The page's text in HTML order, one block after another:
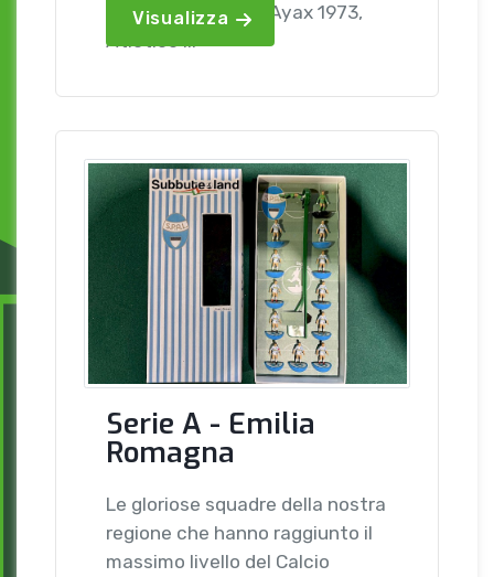
seguenti squadre: Ayax 1973,
Atletico ...
Visualizza
Serie A - Emilia
Romagna
Le gloriose squadre della nostra
regione che hanno raggiunto il
massimo livello del Calcio